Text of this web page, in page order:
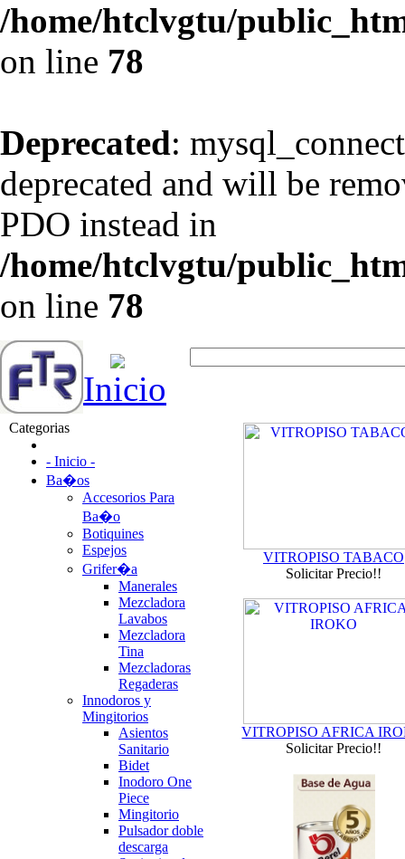
/home/htclvgtu/
on line 78
Deprecated:
deprecated and will be
PDO instead in
/home/htclvgtu/
on line 78
Inicio
Categorias
- Inicio -
Ba�os
Accesorios Para
Ba�o
Botiquines
Espejos
Grifer�a
Manerales
Mezcladora
Lavabos
Mezcladora
Tina
Mezcladoras
Regaderas
Innodoros y
Mingitorios
Asientos
Sanitario
Bidet
Inodoro One
Piece
Mingitorio
Pulsador doble
descarga
VITROPISO TABACO
Solicitar Precio!!
VITROPISO AFRICA
Solicitar Precio!!